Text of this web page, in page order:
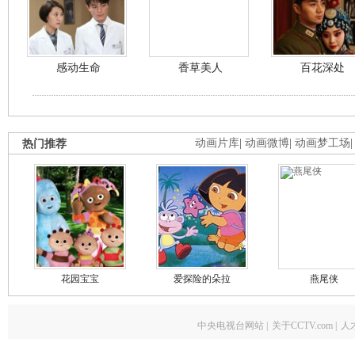
感动生命 香草美人 百花深处
动画片库 动画微博 动画梦工场
热门推荐
花园宝宝 爱探险的朵拉 燕尾侠
中央电视台网站 关于CCTV.com 人